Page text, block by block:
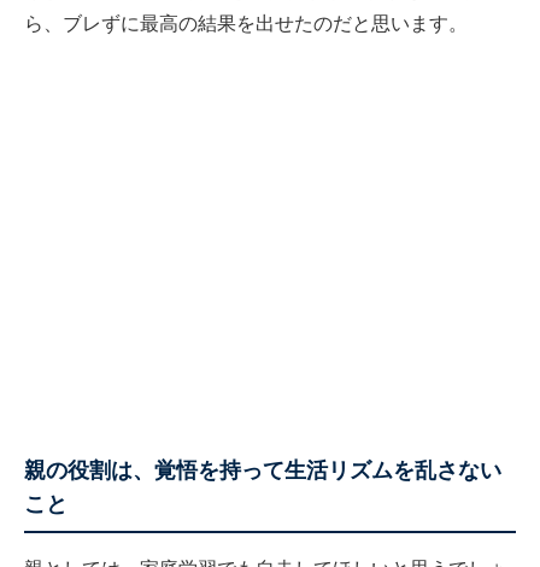
ら、ブレずに最高の結果を出せたのだと思います。
親の役割は、覚悟を持って生活リズムを乱さない
こと